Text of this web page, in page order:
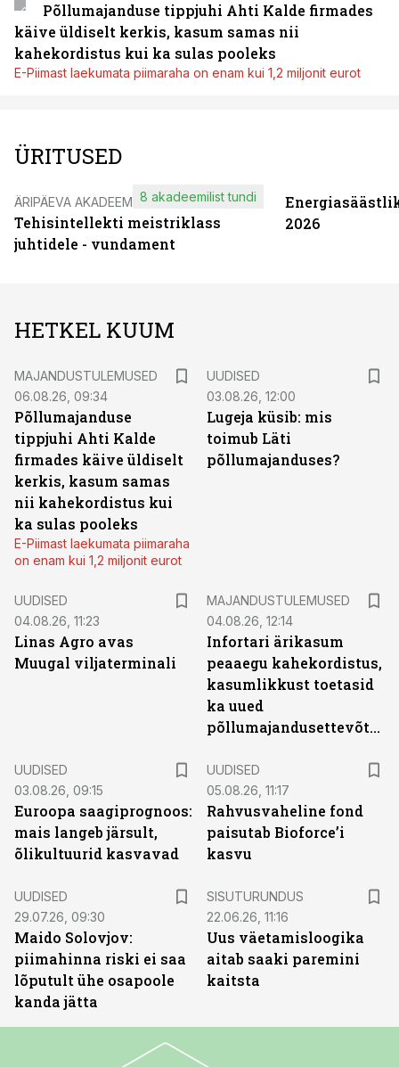
Põllumajanduse tippjuhi Ahti Kalde firmades
käive üldiselt kerkis, kasum samas nii
kahekordistus kui ka sulas pooleks
E-Piimast laekumata piimaraha on enam kui 1,2 miljonit eurot
ÜRITUSED
ÄRIPÄEVA AKADEEMIA
Tehisintellekti meistriklass
juhtidele - vundament
8 akadeemilist tundi
2026
HETKEL KUUM
MAJANDUSTULEMUSED
06.08.26, 09:34
Põllumajanduse
tippjuhi Ahti Kalde
firmades käive üldiselt
kerkis, kasum samas
nii kahekordistus kui
ka sulas pooleks
E-Piimast laekumata piimaraha
on enam kui 1,2 miljonit eurot
UUDISED
03.08.26, 12:00
Lugeja küsib: mis
toimub Läti
põllumajanduses?
UUDISED
04.08.26, 11:23
Linas Agro avas
Muugal viljaterminali
MAJANDUSTULEMUSED
04.08.26, 12:14
Infortari ärikasum
peaaegu kahekordistus,
kasumlikkust toetasid
ka uued
põllumajandusettevõtted
UUDISED
03.08.26, 09:15
Euroopa saagiprognoos:
mais langeb järsult,
õlikultuurid kasvavad
UUDISED
05.08.26, 11:17
Rahvusvaheline fond
paisutab Bioforce’i
kasvu
UUDISED
29.07.26, 09:30
Maido Solovjov:
piimahinna riski ei saa
lõputult ühe osapoole
kanda jätta
SISUTURUNDUS
22.06.26, 11:16
Uus väetamisloogika
aitab saaki paremini
kaitsta